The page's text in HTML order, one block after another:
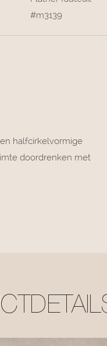
#m3139
halfcirkelvormige
doordrenken met